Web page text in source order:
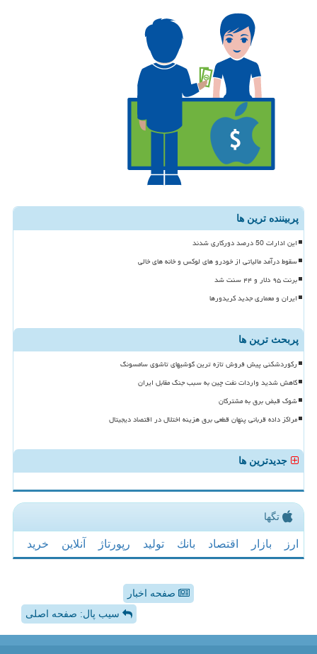
پربیننده ترین ها
این ادارات 50 درصد دورکاری شدند
سقوط درآمد مالیاتی از خودرو های لوکس و خانه های خالی
برنت ۹۵ دلار و ۴۴ سنت شد
ایران و معماری جدید کریدورها
پربحث ترین ها
رکوردشکنی پیش فروش تازه ترین گوشیهای تاشوی سامسونگ
کاهش شدید واردات نفت چین به سبب جنگ مقابل ایران
شوک قبض برق به مشترکان
مراکز داده قربانی پنهان قطعی برق هزینه اختلال در اقتصاد دیجیتال
جدیدترین ها
تگها
ارز بازار اقتصاد بانك تولید رپورتاژ آنلاین خرید
صفحه اخبار
سیب پال: صفحه اصلی